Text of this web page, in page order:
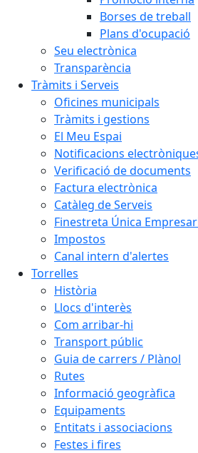
Borses de treball
Plans d'ocupació
Seu electrònica
Transparència
Tràmits i Serveis
Oficines municipals
Tràmits i gestions
El Meu Espai
Notificacions
Verificació de documents
Factura electrònica
Catàleg de Serveis
Finestreta Única
Impostos
Canal intern d'alertes
Torrelles
Història
Llocs d'interès
Com arribar-hi
Transport públic
Guia de carrers / Plànol
Rutes
Informació geogràfica
Equipaments
Entitats i associacions
Festes i fires